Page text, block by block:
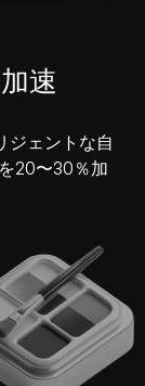
速
ジェントな自
20〜30％加